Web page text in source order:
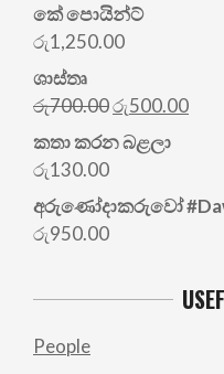
කේ පොයින්ට්
රු1,250.00
ශාස්තෘ
රු700.00Original
price
was:
රු500.00
කතා කරන බළලා
රු130.00
අරු‍ණෝදාකරුවෝ
රු950.00
People